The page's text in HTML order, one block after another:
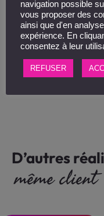
D’autres
même client
navigation possible
vous proposer des
ainsi que d'en
expérience. En
consentez à leur
REFUSER